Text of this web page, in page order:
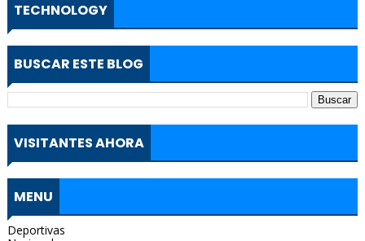
TECHNOLOGY
BUSCAR ESTE BLOG
VISITANTES AHORA
MENU
Deportivas